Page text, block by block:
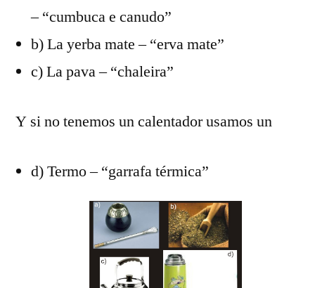
– “cumbuca e canudo”
b) La yerba mate – “erva mate”
c) La pava – “chaleira”
Y si no tenemos un calentador usamos un
d) Termo – “garrafa térmica”